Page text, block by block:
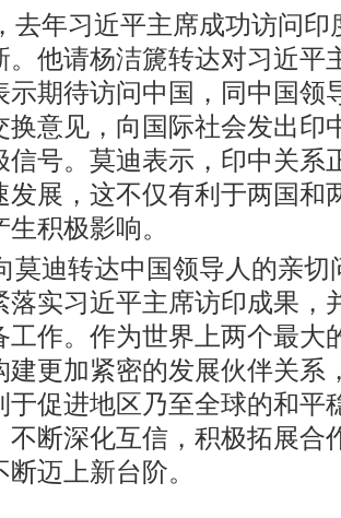
去年习近平主席成功访问印
。他请杨洁篪转达对习近平
示期待访问中国，同中国领
换意见，向国际社会发出印
信号。莫迪表示，印中关系
发展，这不仅有利于两国和
积极影响。
莫迪转达中国领导人的亲切
落实习近平主席访印成果，
工作。作为世界上两个最大
建更加紧密的发展伙伴关系
于促进地区乃至全球的和平
不断深化互信，积极拓展合
迈上新台阶。